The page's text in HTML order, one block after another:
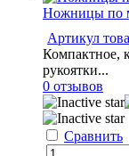
Ножницы по
Артикул
Компактное,
рукоятки...
0 отзывов
Сравнить